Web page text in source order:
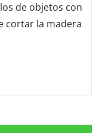
de objetos con
cortar la madera